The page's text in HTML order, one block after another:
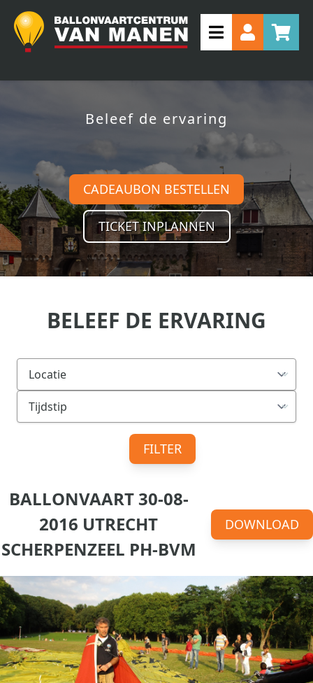
Beleef de ervaring
CADEAUBON BESTELLEN
TICKET INPLANNEN
BELEEF DE ERVARING
FILTER
BALLONVAART 30-08-
2016 UTRECHT
SCHERPENZEEL PH-BVM
DOWNLOAD